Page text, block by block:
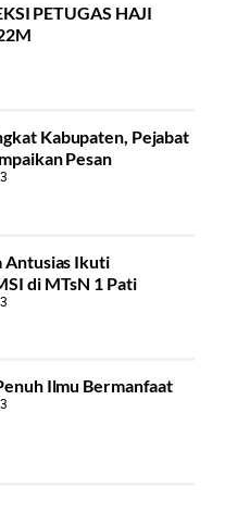
PETUGAS HAJI
Kabupaten, Pejabat
Pesan
Antusias Ikuti
di MTsN 1 Pati
Ilmu Bermanfaat